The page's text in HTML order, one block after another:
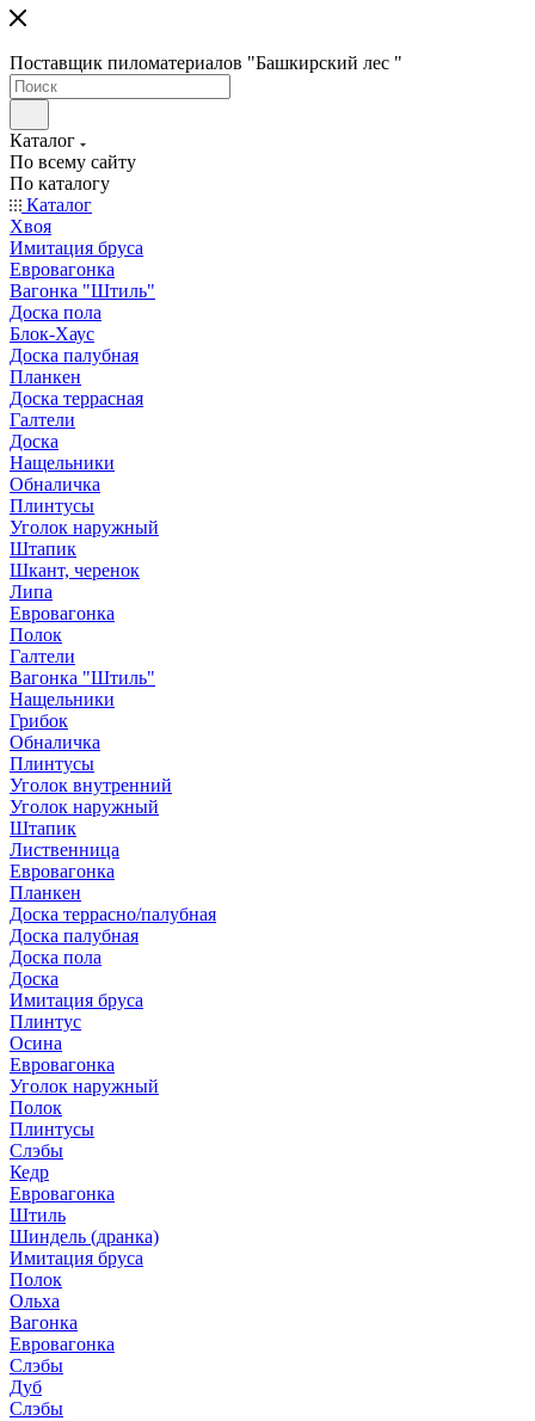
Поставщик пиломатериалов "Башкирский лес "
Каталог
По всему сайту
По каталогу
Каталог
Хвоя
Имитация бруса
Евровагонка
Вагонка "Штиль"
Доска пола
Блок-Хаус
Доска палубная
Планкен
Доска террасная
Галтели
Доска
Нащельники
Обналичка
Плинтусы
Уголок наружный
Штапик
Шкант, черенок
Липа
Евровагонка
Полок
Галтели
Вагонка "Штиль"
Нащельники
Грибок
Обналичка
Плинтусы
Уголок внутренний
Уголок наружный
Штапик
Лиственница
Евровагонка
Планкен
Доска террасно/палубная
Доска палубная
Доска пола
Доска
Имитация бруса
Плинтус
Осина
Евровагонка
Уголок наружный
Полок
Плинтусы
Слэбы
Кедр
Евровагонка
Штиль
Шиндель (дранка)
Имитация бруса
Полок
Ольха
Вагонка
Евровагонка
Слэбы
Дуб
Слэбы